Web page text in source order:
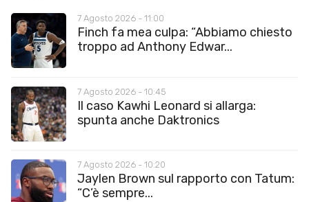
7 Agosto 2026 - 11:00
Finch fa mea culpa: “Abbiamo chiesto
troppo ad Anthony Edwar...
7 Agosto 2026 - 10:45
Il caso Kawhi Leonard si allarga:
spunta anche Daktronics
7 Agosto 2026 - 10:20
Jaylen Brown sul rapporto con Tatum:
“C’è sempre...